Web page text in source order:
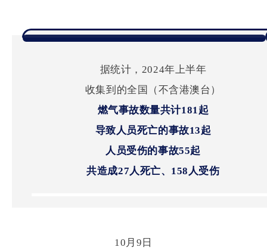
据统计，2024年上半年
收集到的全国（不含港澳台）
燃气事故数量共计181起
导致人员死亡的事故13起
人员受伤的事故55起
共造成27人死亡、158人受伤
10月9日